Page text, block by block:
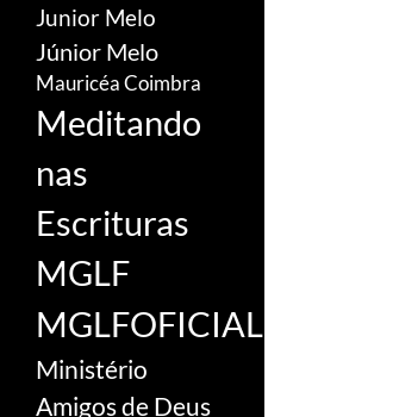
Junior Melo
Júnior Melo
Mauricéa Coimbra
Meditando
nas
Escrituras
MGLF
MGLFOFICIAL
Ministério
Amigos de Deus